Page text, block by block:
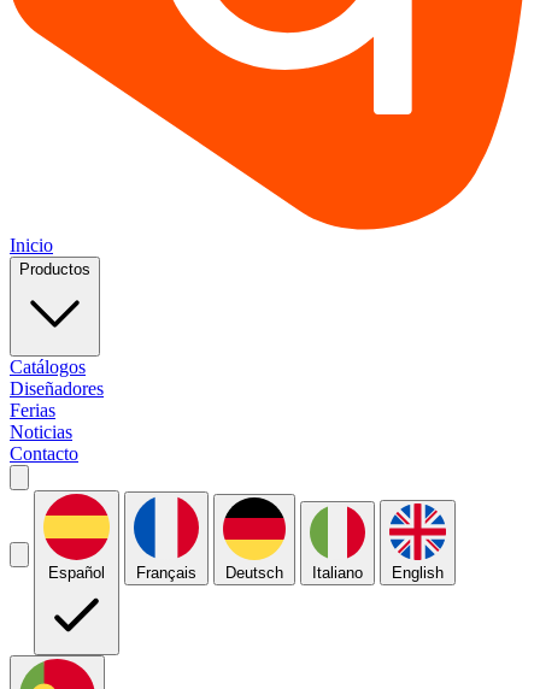
Inicio
Productos
Catálogos
Diseñadores
Ferias
Noticias
Contacto
Español Français Deutsch Italiano English